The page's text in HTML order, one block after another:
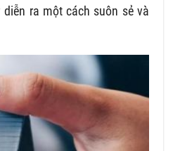
ra một cách suôn sẻ và